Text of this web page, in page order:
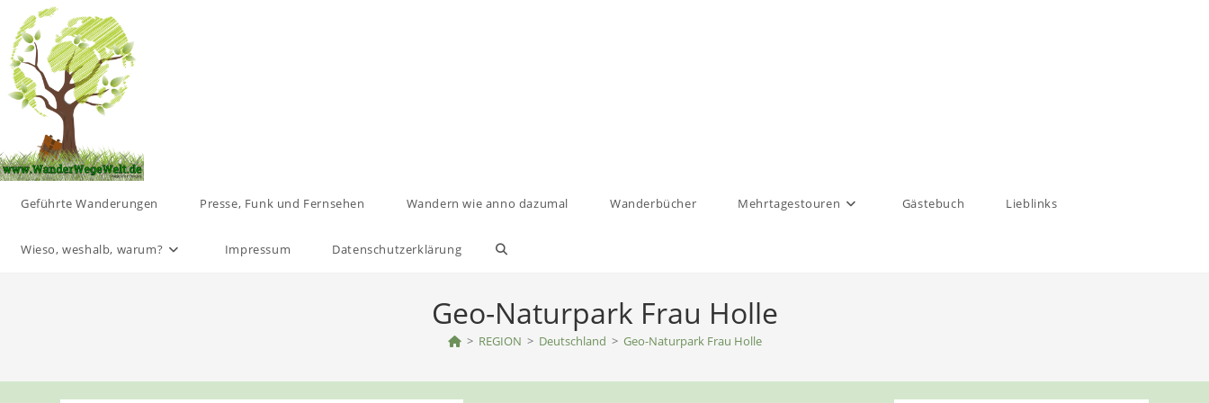
Inhalt
springen
Geführte Wanderungen Presse, Funk und Fernsehen Wandern wie anno dazumal Wanderbücher Mehrtagestouren Gästebuch Lieblinks
Wieso, weshalb, warum? Impressum Datenschutzerklärung Website-
umschalten
Geo-Naturpark Frau Holle
> REGION > Deutschland > Geo-Naturpark Frau Holle